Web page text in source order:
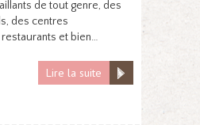
de tout genre, des
des centres
et bien…
Lire la suite